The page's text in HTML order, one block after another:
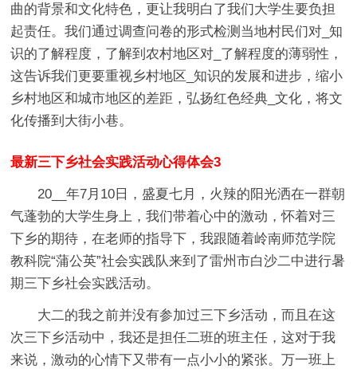
曲的背景和文化特色，更让我明白了我们大学生要负担
起责任。我们通过调查问卷的形式检测当地村民们对_知
识的了解程度，了解到农村地区对_了解程度的薄弱性，
这告诉我们更要重视乡村地区_知识的发展和进步，缩小
乡村地区和城市地区的差距，弘扬红色经典_文化，将文
化传播到大街小巷。
最新三下乡社会实践活动心得体会3
20__年7月10日，盛夏七月，火辣的阳光洒在一群朝
气蓬勃的大学生身上，我们带着心中的激动，怀着对三
下乡的期待，在老师的指导下，我跟随着岭南师范学院
教科院“蒲公英”社会实践队来到了雷州市白沙二中进行暑
期三下乡社会实践活动。
大二的我之前并没有参加过三下乡活动，而且在这
次三下乡活动中，我还是担任二班的班主任，这对于我
来说，激动的心情下又带有一点小小的紧张。万一班上